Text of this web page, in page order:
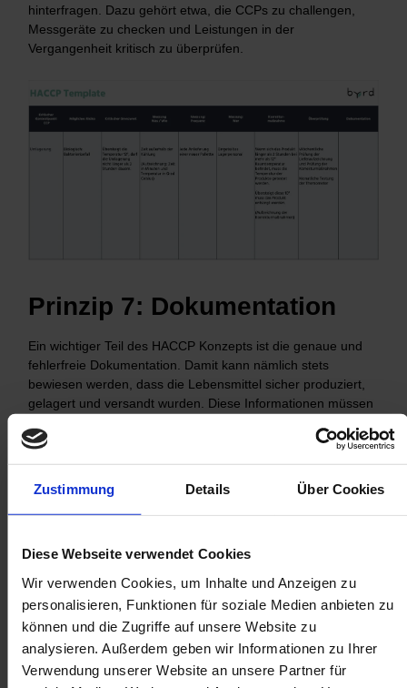
Zustimmung Details Über Cookies
Diese Webseite verwendet Cookies
Wir verwenden Cookies, um Inhalte und Anzeigen zu
personalisieren, Funktionen für soziale Medien anbieten zu
können und die Zugriffe auf unsere Website zu
analysieren. Außerdem geben wir Informationen zu Ihrer
Verwendung unserer Website an unsere Partner für
hinterfragen. Dazu gehört etwa, die CCPs zu challengen,
Messgeräte zu checken und Leistungen in der
Vergangenheit kritisch zu überprüfen.
Prinzip 7: Dokumentation
Ein wichtiger Teil des HACCP Konzepts ist die genaue und
fehlerfreie Dokumentation. Damit kann nämlich stets
bewiesen werden, dass die Lebensmittel sicher produziert,
gelagert und versandt wurden. Diese Informationen müssen
Gefahrenanalyse
Produktbeschreibung
Kritische Grenzwerte
Korrekturmaßnahmen
Überprüfungsprozess
Dokumentationssprozess